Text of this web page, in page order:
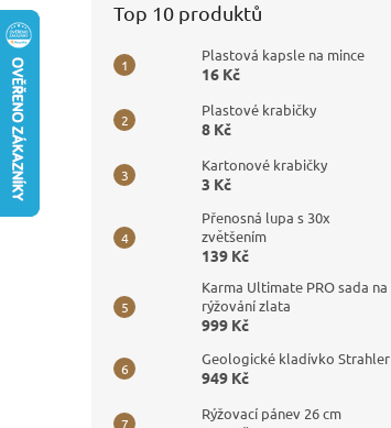
Top 10 produktů
Plastová kapsle na mince
16 Kč
Plastové krabičky
8 Kč
Kartonové krabičky
3 Kč
Přenosná lupa s 30x
zvětšením
139 Kč
Karma Ultimate PRO sada na
rýžování zlata
999 Kč
Geologické kladívko Strahler
949 Kč
Rýžovací pánev 26 cm